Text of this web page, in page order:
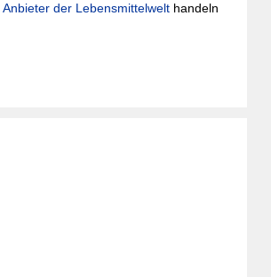
Anbieter der Lebensmittelwelthandeln